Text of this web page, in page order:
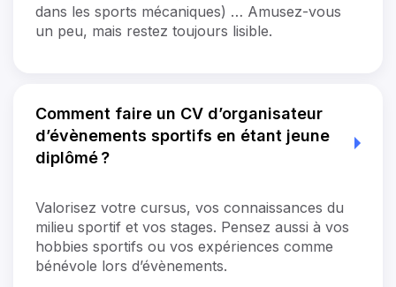
dans les sports mécaniques) … Amusez-vous
un peu, mais restez toujours lisible.
Comment faire un CV d’organisateur
d’évènements sportifs en étant jeune
diplômé ?
Valorisez votre cursus, vos connaissances du
milieu sportif et vos stages. Pensez aussi à vos
hobbies sportifs ou vos expériences comme
bénévole lors d’évènements.